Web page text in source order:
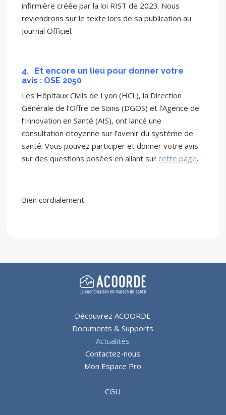
infirmière créée par la loi RIST de 2023. Nous
reviendrons sur le texte lors de sa publication au
Journal Officiel.
4. Et encore un lieu pour donner votre
avis : OSE 2050
Les Hôpitaux Civils de Lyon (HCL), la Direction
Générale de l’Offre de Soins (DGOS) et l’Agence de
l’Innovation en Santé (AIS), ont lancé une
consultation citoyenne sur l’avenir du système de
santé. Vous pouvez participer et donner votre avis
sur des questions posées en allant surcette page.
Bien cordialement.
Découvrez ACOORDE
Documents & Supports
Actualités
Contactez-nous
Mon Espace Pro
CGU